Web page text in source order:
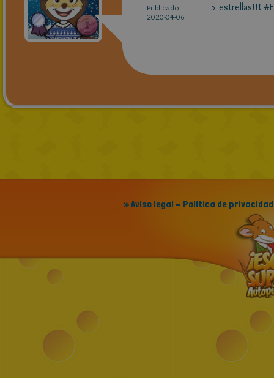
Publicado
2020-04-06
5 estrellas!!!
» Aviso legal - Política de privacidad